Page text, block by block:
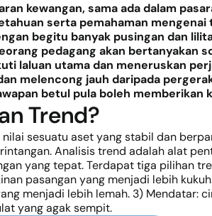
kewangan, sama ada dalam
serta pemahaman
begitu banyak pusingan dan
pedagang akan bertanyakan
laluan utama dan meneruskan
melencong jauh daripada
betul pula boleh memberikan
Trend?
sesuatu aset yang stabil dan
Analisis trend adalah alat
yang tepat. Terdapat tiga pilihan
pasangan yang menjadi lebih
menjadi lebih lemah. 3) Mendatar:
yang agak sempit.